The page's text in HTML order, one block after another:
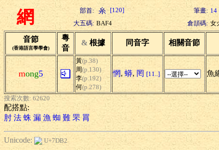
網 部首: [120] 筆畫: 14
大五碼: BAF4 倉頡碼: 女
音節
(香港語言學學會)
粵
音
& 根據 同音字 相關音節
mong5
黃(p.38)
周(p.130)
李(p.192)
何(p.278)
惘, 蟒, 罔 [11..] 魚
搜索次數: 62620
配搭點:
肘 法 蛛 漏 漁 蜘 難 罘 罥
Unicode:
U+7DB2